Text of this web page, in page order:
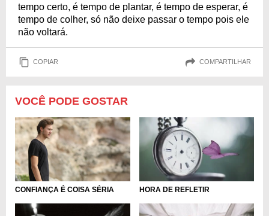
tempo certo, é tempo de plantar, é tempo de esperar, é
tempo de colher, só não deixe passar o tempo pois ele
não voltará.
COPIAR COMPARTILHAR
VOCÊ PODE GOSTAR
CONFIANÇA É COISA SÉRIA HORA DE REFLETIR